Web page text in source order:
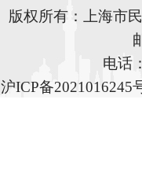
版权所有：上海市
电话
沪ICP备2021016245